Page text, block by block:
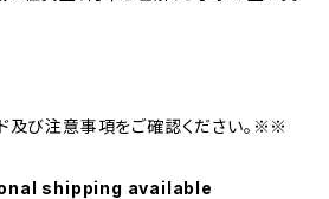
び注意事項をご確認ください。※※
shipping available